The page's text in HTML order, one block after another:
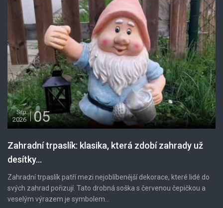
Srp
2026
05
Zahradní trpaslík: klasika, která zdobí zahrady už
desítky...
Zahradní trpaslík patří mezi nejoblíbenější dekorace, které lidé do
svých zahrad pořizují. Tato drobná soška s červenou čepičkou a
veselým výrazem je symbolem...